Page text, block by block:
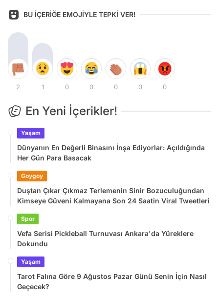
BU İÇERİĞE EMOJİYLE TEPKİ VER!
2 1 0 0 0 0 0
En Yeni İçerikler!
Yaşam
Dünyanın En Değerli Binasını İnşa Ediyorlar: Açıldığında
Her Gün Para Basacak
Goygoy
Duştan Çıkar Çıkmaz Terlemenin Sinir Bozuculuğundan
Kimseye Güveni Kalmayana Son 24 Saatin Viral Tweetleri
Spor
Vefa Serisi Pickleball Turnuvası Ankara'da Yüreklere
Dokundu
Yaşam
Tarot Falına Göre 9 Ağustos Pazar Günü Senin İçin Nasıl
Geçecek?